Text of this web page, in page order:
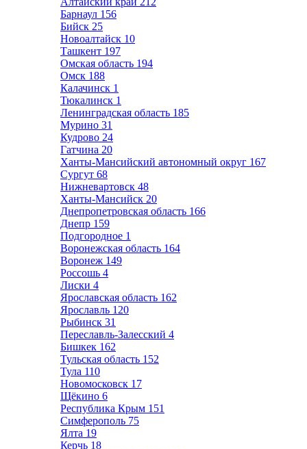
Барнаул 156
Бийск 25
Новоалтайск 10
Ташкент 197
Омская область 194
Омск 188
Калачинск 1
Тюкалинск 1
Ленинградская область 185
Мурино 31
Кудрово 24
Гатчина 20
Ханты-Мансийский автономный округ 167
Сургут 68
Нижневартовск 48
Ханты-Мансийск 20
Днепропетровская область 166
Днепр 159
Подгородное 1
Воронежская область 164
Воронеж 149
Россошь 4
Лиски 4
Ярославская область 162
Ярославль 120
Рыбинск 31
Переславль-Залесский 4
Бишкек 162
Тульская область 152
Тула 110
Новомосковск 17
Щёкино 6
Республика Крым 151
Симферополь 75
Ялта 19
Керчь 18